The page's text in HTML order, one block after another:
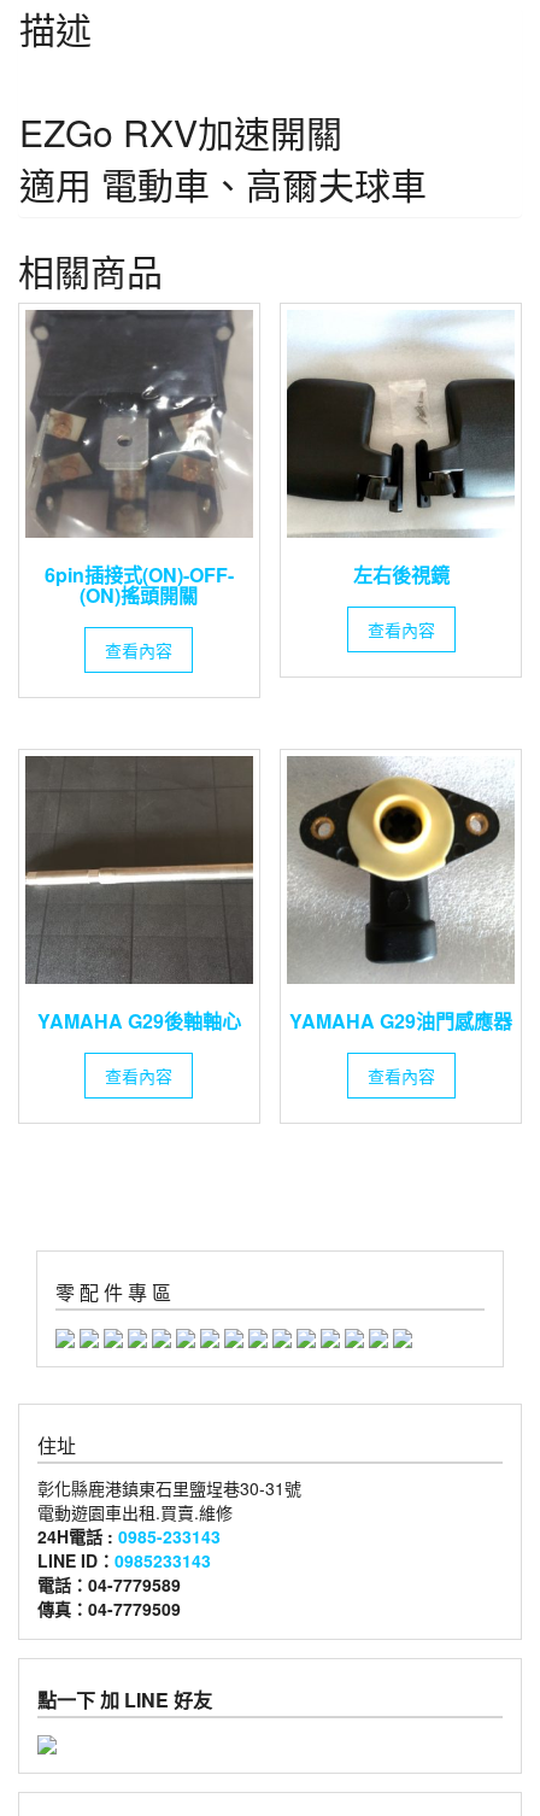
描述
EZGo RXV加速開關
適用 電動車、高爾夫球車
相關商品
6pin插接式(ON)-OFF-
(ON)搖頭開關
查看內容
左右後視鏡
查看內容
YAMAHA G29後軸軸心
查看內容
YAMAHA G29油門感應器
查看內容
零 配 件 專 區
住址
彰化縣鹿港鎮東石里鹽埕巷30-31號
電動遊園車出租.買賣.維修
24H電話 : 0985-233143
LINE ID： 0985233143
電話：04-7779589
傳真：04-7779509
點一下 加 LINE 好友